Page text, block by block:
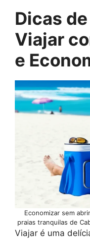
Dicas
Viajar
e
Economizar sem
praias tranquilas de
Viajar é uma